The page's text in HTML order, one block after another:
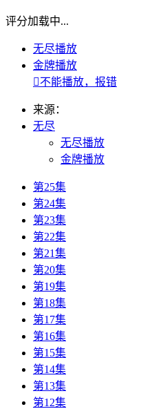
评分加载中...
无尽播放
金牌播放
不能播放，报错
来源：
无尽
无尽播放
金牌播放
第25集
第24集
第23集
第22集
第21集
第20集
第19集
第18集
第17集
第16集
第15集
第14集
第13集
第12集